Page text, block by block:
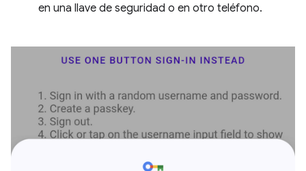
en una llave de seguridad o en otro teléfono.